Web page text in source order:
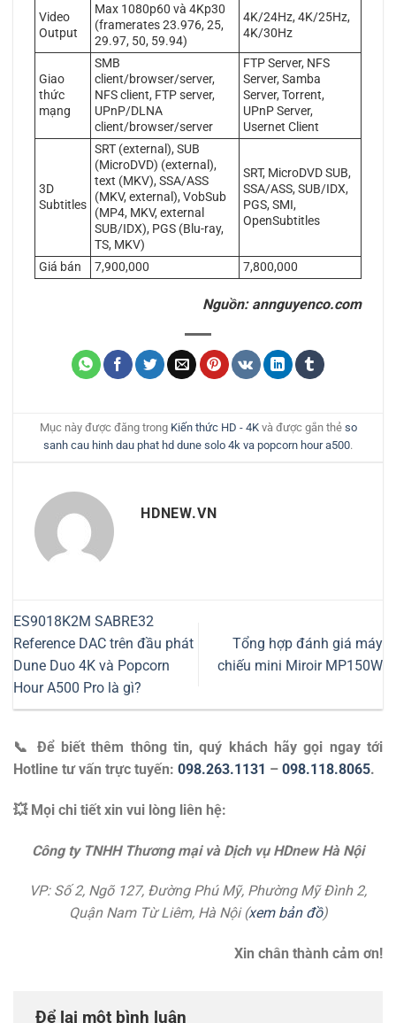
Video
Output
Max 1080p60 và 4Kp30
(framerates 23.976, 25,
29.97, 50, 59.94)
4K/24Hz, 4K/25Hz,
4K/30Hz
Giao
thức
mạng
SMB
client/browser/server,
NFS client, FTP server,
UPnP/DLNA
client/browser/server
FTP Server, NFS
Server, Samba
Server, Torrent,
UPnP Server,
Usernet Client
3D
Subtitles
SRT (external), SUB
(MicroDVD) (external),
text (MKV), SSA/ASS
(MKV, external), VobSub
(MP4, MKV, external
SUB/IDX), PGS (Blu-ray,
TS, MKV)
SRT, MicroDVD SUB,
SSA/ASS, SUB/IDX,
PGS, SMI,
OpenSubtitles
Giá bán 7,900,000 7,800,000
Nguồn: annguyenco.com
Mục này được đăng trong Kiến thức HD - 4Kvà được gắn thẻ so
sanh cau hinh dau phat hd dune solo 4k va popcorn hour a500.
HDNEW.VN
ES9018K2M SABRE32
Reference DAC trên đầu phát
Dune Duo 4K và Popcorn
Hour A500 Pro là gì?
Tổng hợp đánh giá máy
chiếu mini Miroir MP150W
📞 Để biết thêm thông tin, quý khách hãy gọi ngay tới
Hotline tư vấn trực tuyến: 098.263.1131 – 098.118.8065.
💥 Mọi chi tiết xin vui lòng liên hệ:
Công ty TNHH Thương mại và Dịch vụ HDnew Hà Nội
VP: Số 2, Ngõ 127, Đường Phú Mỹ, Phường Mỹ Đình 2,
Quận Nam Từ Liêm, Hà Nội (xem bản đồ)
Xin chân thành cảm ơn!
Để lại một bình luận